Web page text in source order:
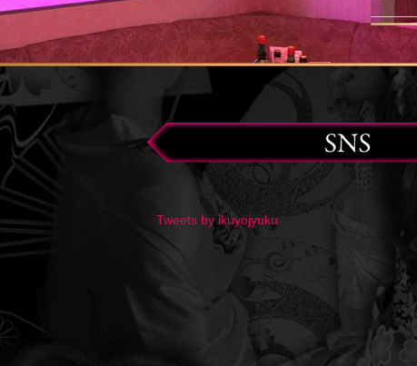
Tweets by ikuyojyuku